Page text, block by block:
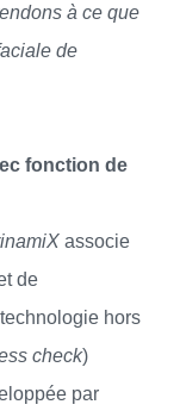
à ce que
de
fonction de
associe
de
hors
check)
par